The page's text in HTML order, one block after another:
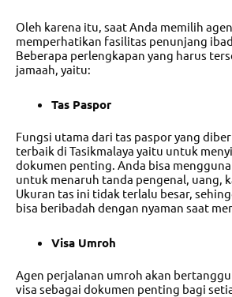
Oleh karena itu, saat Anda memilih
memperhatikan fasilitas penunjang
Beberapa perlengkapan yang harus
jamaah, yaitu:
Tas Paspor
Fungsi utama dari tas paspor yang
terbaik di Tasikmalaya yaitu untuk
dokumen penting. Anda bisa
untuk menaruh tanda pengenal, uang,
Ukuran tas ini tidak terlalu besar,
bisa beribadah dengan nyaman saat
Visa Umroh
Agen perjalanan umroh akan
visa sebagai dokumen penting bagi